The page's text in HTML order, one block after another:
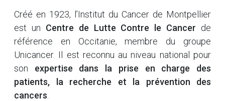
Créé en 1923, l’Institut du Cancer de Montpellier
est un Centre de Lutte Contre le Cancer de
référence en Occitanie, membre du groupe
Unicancer. Il est reconnu au niveau national pour
son expertise dans la prise en charge des
patients, la recherche et la prévention des
cancers